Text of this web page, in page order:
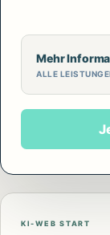
KI-WEB START
Mehr
ALLE